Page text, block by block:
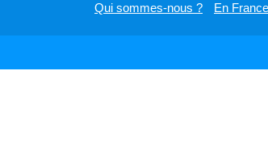
Qui sommes-nous ? En France